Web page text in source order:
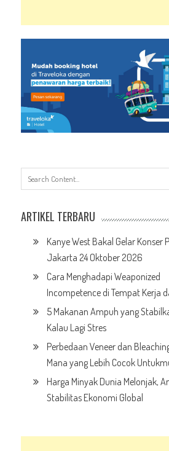
ARTIKEL TERBARU
Kanye West Bakal Gelar Konser
Jakarta 24 Oktober 2026
Cara Menghadapi Weaponized
Incompetence di Tempat Kerja
5 Makanan Ampuh yang
Kalau Lagi Stres
Perbedaan Veneer dan
Mana yang Lebih Cocok
Harga Minyak Dunia Melonjak,
Stabilitas Ekonomi Global